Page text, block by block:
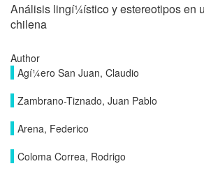
Análisis lingí¼í­stico y estereotipos en
chilena
Author
Agí¼ero San Juan, Claudio
Zambrano-Tiznado, Juan Pablo
Arena, Federico
Coloma Correa, Rodrigo